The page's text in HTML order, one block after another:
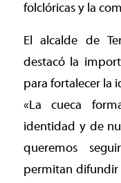
folclóricas y la
El alcalde de
destacó la
para fortalecer la
«La cueca
identidad y de
queremos
permitan difundir